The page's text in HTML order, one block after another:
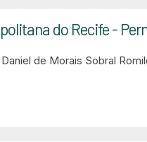
do Recife -
Daniel de Morais Sobral